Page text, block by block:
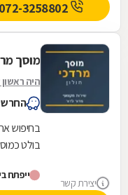
יצירת קשר
מוסך
היה
החרש 3,
בחיפוש
בולט
ייפתח